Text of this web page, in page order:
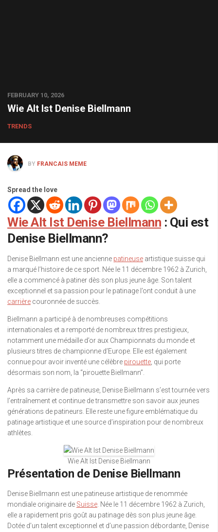
FEBRUARY 10, 2026
Wie Alt Ist Denise Biellmann
TRENDS
BY FRANCAIS MEME
Spread the love
Wie Alt Ist Denise Biellmann : Qui est
Denise Biellmann?
Denise Biellmann est une ancienne patineuse artistique suisse qui
a marqué l’histoire de ce sport. Née le 11 décembre 1962 à Zurich,
elle a commencé à patiner dès son plus jeune âge. Son talent
exceptionnel et sa passion pour le patinage l’ont conduit à une
carrière couronnée de succès.
Biellmann a participé à de nombreuses compétitions
internationales et a remporté de nombreux titres prestigieux,
notamment une médaille d’or aux Championnats du monde et
plusieurs titres de championne d’Europe. Elle est également
connue pour avoir inventé une célèbre pirouette , qui porte
désormais son nom, la “pirouette Biellmann”.
Après sa carrière de patineuse, Denise Biellmann s’est tournée vers
l’entraînement et continue de transmettre son savoir aux jeunes
générations de patineurs. Elle reste une figure emblématique du
patinage artistique et une source d’inspiration pour de nombreux
athlètes.
Wie Alt Ist Denise Biellmann
Présentation de Denise Biellmann
Denise Biellmann est une patineuse artistique de renommée
mondiale originaire de Suisse . Née le 11 décembre 1962 à Zurich,
elle a rapidement pris goût au patinage dès son plus jeune âge.
Dotée d’un talent exceptionnel et d’une passion débordante, Denise